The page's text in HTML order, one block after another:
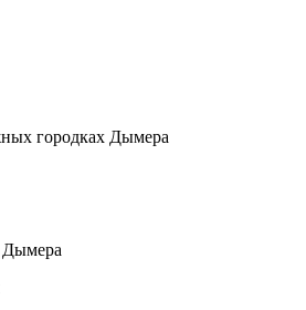
городках Дымера
Дымера